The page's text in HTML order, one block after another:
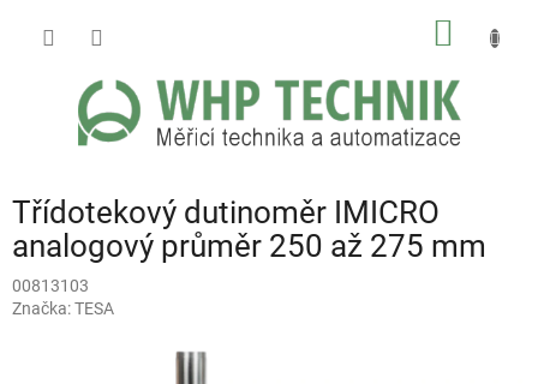
Třídotekový dutinoměr IMICRO
analogový průměr 250 až 275 mm
00813103
Značka:TESA